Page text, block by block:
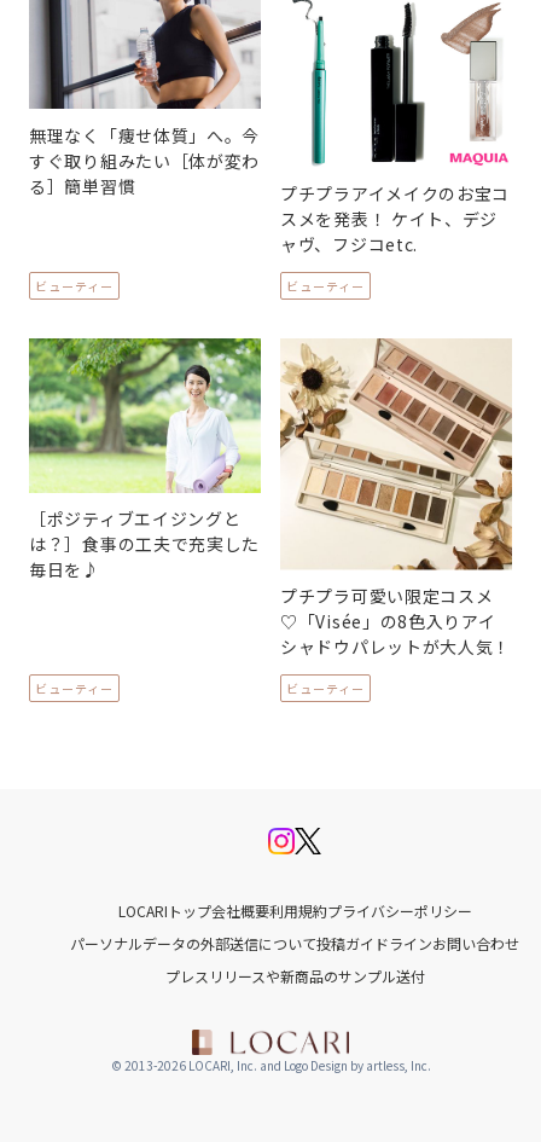
無理なく「痩せ体質」へ。今
すぐ取り組みたい［体が変わ
る］簡単習慣
ビューティー
プチプラアイメイクのお宝コ
スメを発表！ ケイト、デジ
ャヴ、フジコetc.
ビューティー
［ポジティブエイジングと
は？］食事の工夫で充実した
毎日を♪
ビューティー
プチプラ可愛い限定コスメ
♡「Visée」の8色入りアイ
シャドウパレットが大人気！
ビューティー
LOCARIトップ会社概要利用規約プライバシーポリシー
パーソナルデータの外部送信について投稿ガイドラインお問い合わせ
プレスリリースや新商品のサンプル送付
© 2013-2026 LOCARI, Inc. and Logo Design by artless, Inc.